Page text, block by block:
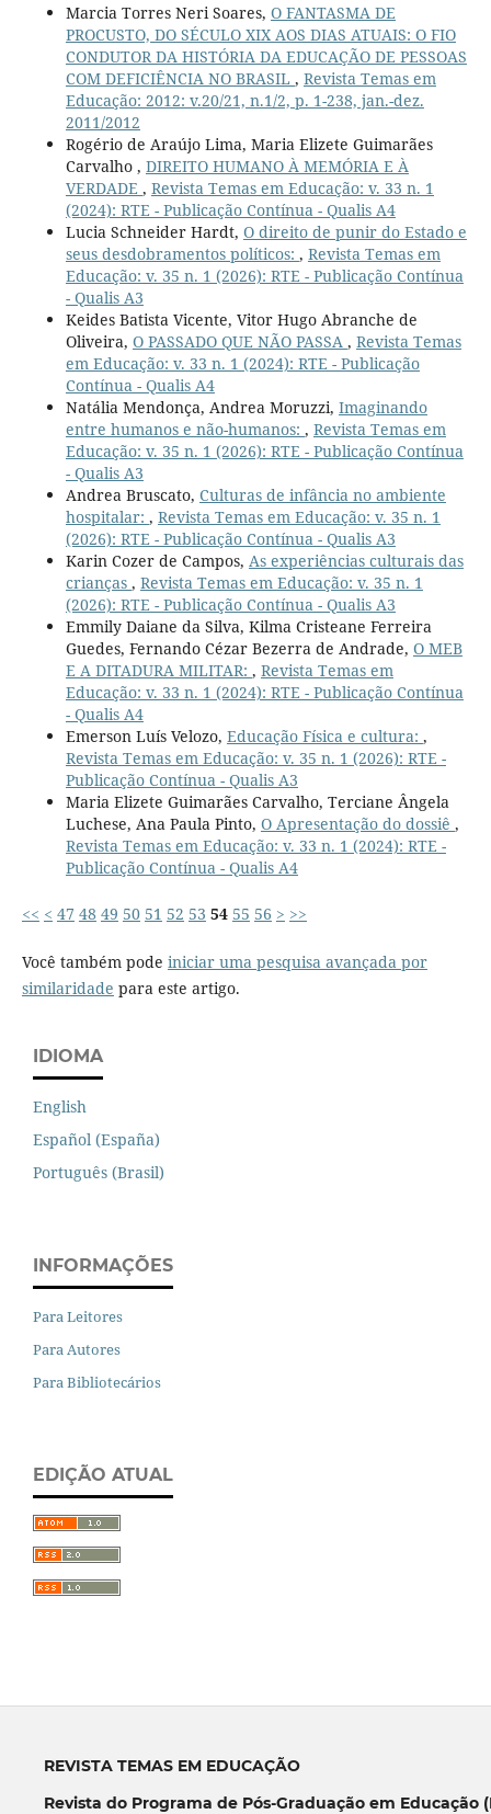
Marcia Torres Neri Soares, O FANTASMA DE
PROCUSTO, DO SÉCULO XIX AOS DIAS ATUAIS: O FIO
CONDUTOR DA HISTÓRIA DA EDUCAÇÃO DE PESSOAS
COM DEFICIÊNCIA NO BRASIL , Revista Temas em
Educação: 2012: v.20/21, n.1/2, p. 1-238, jan.-dez.
2011/2012
Rogério de Araújo Lima, Maria Elizete Guimarães
Carvalho , DIREITO HUMANO À MEMÓRIA E À
VERDADE , Revista Temas em Educação: v. 33 n. 1
(2024): RTE - Publicação Contínua - Qualis A4
Lucia Schneider Hardt, O direito de punir do Estado e
seus desdobramentos políticos: , Revista Temas em
Educação: v. 35 n. 1 (2026): RTE - Publicação Contínua
- Qualis A3
Keides Batista Vicente, Vitor Hugo Abranche de
Oliveira, O PASSADO QUE NÃO PASSA , Revista Temas
em Educação: v. 33 n. 1 (2024): RTE - Publicação
Contínua - Qualis A4
Natália Mendonça, Andrea Moruzzi, Imaginando
entre humanos e não-humanos: , Revista Temas em
Educação: v. 35 n. 1 (2026): RTE - Publicação Contínua
- Qualis A3
Andrea Bruscato, Culturas de infância no ambiente
hospitalar: , Revista Temas em Educação: v. 35 n. 1
(2026): RTE - Publicação Contínua - Qualis A3
Karin Cozer de Campos, As experiências culturais das
crianças , Revista Temas em Educação: v. 35 n. 1
(2026): RTE - Publicação Contínua - Qualis A3
Emmily Daiane da Silva, Kilma Cristeane Ferreira
Guedes, Fernando Cézar Bezerra de Andrade, O MEB
E A DITADURA MILITAR: , Revista Temas em
Educação: v. 33 n. 1 (2024): RTE - Publicação Contínua
- Qualis A4
Emerson Luís Velozo, Educação Física e cultura: ,
Revista Temas em Educação: v. 35 n. 1 (2026): RTE -
Publicação Contínua - Qualis A3
Maria Elizete Guimarães Carvalho, Terciane Ângela
Luchese, Ana Paula Pinto, O Apresentação do dossiê ,
Revista Temas em Educação: v. 33 n. 1 (2024): RTE -
Publicação Contínua - Qualis A4
<< < 47 48 49 50 51 52 53 54 55 56 > >>
Você também pode iniciar uma pesquisa avançada por
similaridade para este artigo.
IDIOMA
English
Español (España)
Português (Brasil)
INFORMAÇÕES
Para Leitores
Para Autores
Para Bibliotecários
EDIÇÃO ATUAL
REVISTA TEMAS EM EDUCAÇÃO
Revista do Programa de Pós-Graduação em Educação